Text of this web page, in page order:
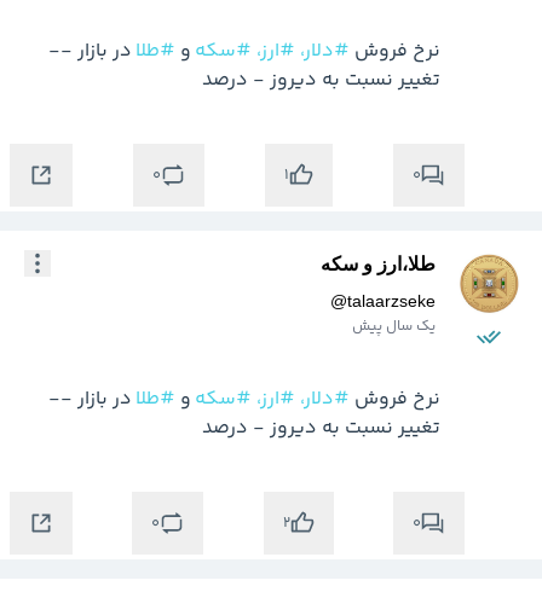
نرخ فروش #دلار، #ارز، #سکه و #طلا
تغییر نسبت به دیروز - درصد
0
1
0
طلا،ارز و سکه
@talaarzseke
یک سال پیش
نرخ فروش #دلار، #ارز، #سکه و #طلا
تغییر نسبت به دیروز - درصد
0
2
0